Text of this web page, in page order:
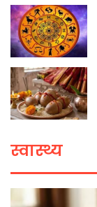
स्वास्थ्य